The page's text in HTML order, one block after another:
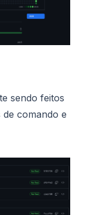
sendo feitos
comando e